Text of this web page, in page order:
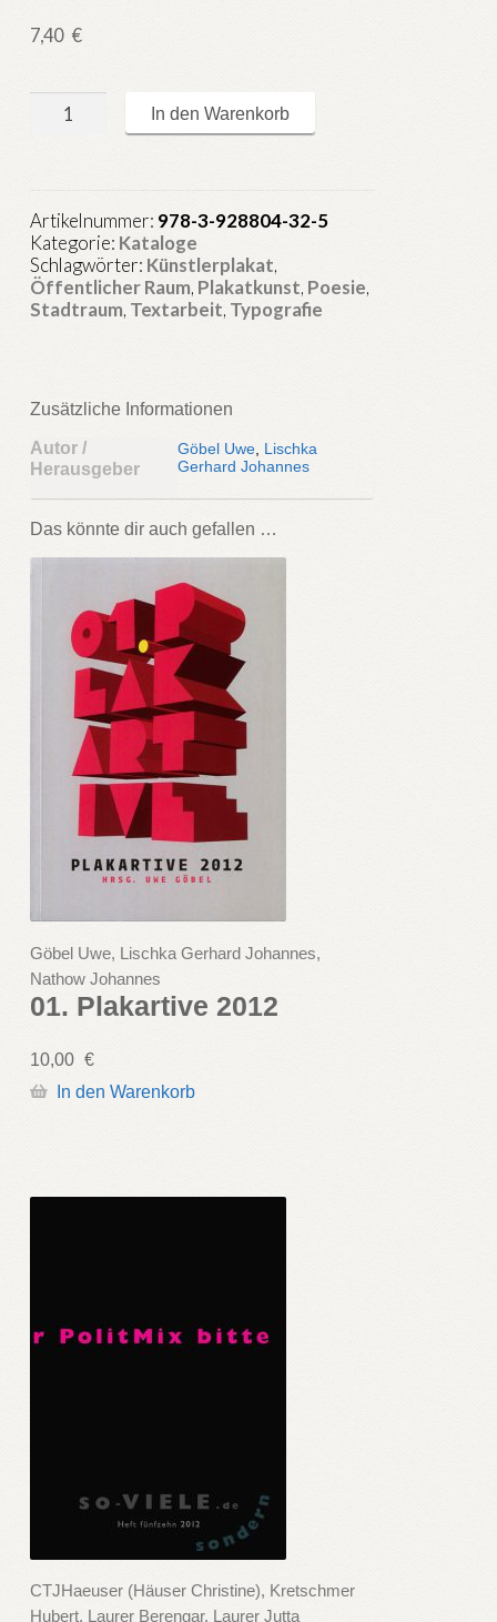
7,40 €
Writing
Menge
In den Warenkorb
Artikelnummer: 978-3-928804-32-5
Kategorie: Kataloge
Schlagwörter: Künstlerplakat,
Öffentlicher Raum, Plakatkunst, Poesie,
Stadtraum, Textarbeit, Typografie
Zusätzliche Informationen
Autor /
Herausgeber
Göbel Uwe, Lischka
Gerhard Johannes
Das könnte dir auch gefallen …
Göbel Uwe, Lischka Gerhard Johannes,
Nathow Johannes
01. Plakartive 2012
10,00 €
In den Warenkorb
CTJHaeuser (Häuser Christine), Kretschmer
Hubert, Laurer Berengar, Laurer Jutta